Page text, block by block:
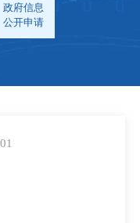
政府信息
公开申请